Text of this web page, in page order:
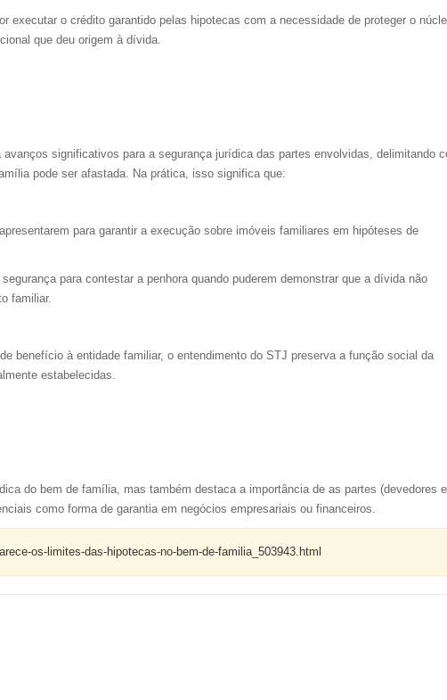
executar o crédito garantido pelas hipotecas com a necessidade de proteger o
que deu origem à dívida.
significativos para a segurança jurídica das partes envolvidas, delimitando
pode ser afastada. Na prática, isso significa que:
para garantir a execução sobre imóveis familiares em hipóteses de
para contestar a penhora quando puderem demonstrar que a dívida não
familiar.
benefício à entidade familiar, o entendimento do STJ preserva a função social da
estabelecidas.
do bem de família, mas também destaca a importância de as partes (devedores e
como forma de garantia em negócios empresariais ou financeiros.
os-limites-das-hipotecas-no-bem-de-familia_503943.html